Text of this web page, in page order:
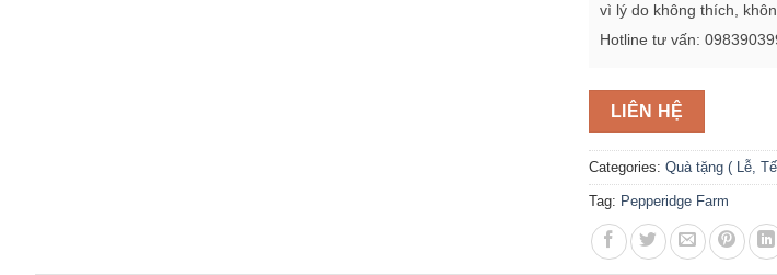
vì lý do không thích,
Hotline tư vấn:
LIÊN HỆ
Categories: Quà tặng ( Lễ,
Tag: Pepperidge Farm